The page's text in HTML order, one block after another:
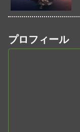
プロフィール